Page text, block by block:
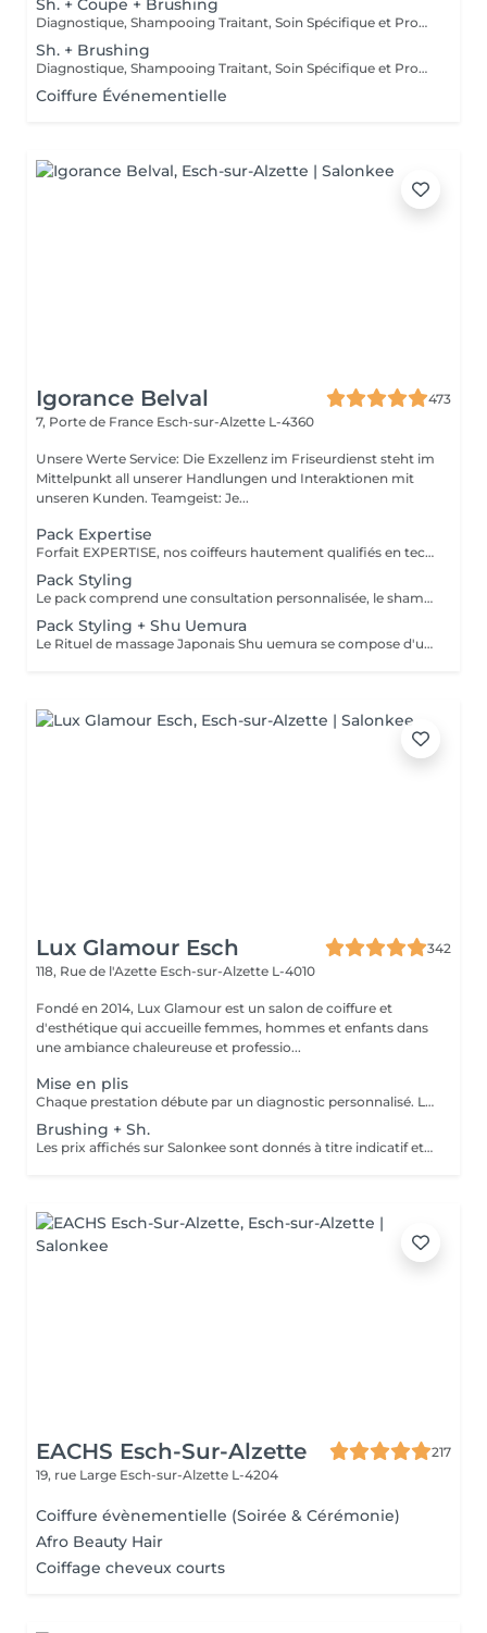
Sh. + Coupe + Brushing
Diagnostique, Shampooing Traitant, Soin Spécifique et Produits Coiffants inclus
Sh. + Brushing
Diagnostique, Shampooing Traitant, Soin Spécifique et Produits Coiffants inclus
Coiffure Événementielle
Igorance Belval
473
7, Porte de France Esch-sur-Alzette L-4360
Unsere Werte Service: Die Exzellenz im Friseurdienst steht im
Mittelpunkt all unserer Handlungen und Interaktionen mit
unseren Kunden. Teamgeist: Je...
Pack Expertise
Forfait EXPERTISE, nos coiffeurs hautement qualifiés en technique anglo-saxonne, en formation continu et diplômés d’une académie anglaise à Paris. Vous offre une séance d’une heure avec votre coach en suivi beauté. Ce pack inclus : 1 h de prestation Un diagnostique personnalisé Shampoing spécifique Haircare Conditioner spécifique Produit de coiffage Coupe Styling Produit de finition
Pack Styling
Le pack comprend une consultation personnalisée, le shampooing et le conditionneur spécifiques REDKEN/ SHU UEMURA , le séchage et les produits de styling REDKEN/ SHU UEMURA * Tarifs à titre indicatifs à confirmer après la consultation personnalisée établit auprès de votre coiffeur/stylist/spécialiste * La direction se réserve le droit d’apporter des modifications pour le bon fonctionnement du salon
Pack Styling + Shu Uemura
Le Rituel de massage Japonais Shu uemura se compose d'un shampooing et d'un soin d'une durée de 30 minutes pour une relaxation une une réparation intense du cheveu et ensuite le pack styling
Lux Glamour Esch
342
118, Rue de l'Azette Esch-sur-Alzette L-4010
Fondé en 2014, Lux Glamour est un salon de coiffure et
d'esthétique qui accueille femmes, hommes et enfants dans
une ambiance chaleureuse et professio...
Mise en plis
Chaque prestation débute par un diagnostic personnalisé. Le tarif final est confirmé en salon selon les besoins de vos cheveux et la technique réalisée.
Brushing + Sh.
Les prix affichés sur Salonkee sont donnés à titre indicatif et correspondent aux tarifs de base. Le lavage des cheveux au bac est inclus dans le prix du brushing. Toutefois, les soins spécifiques (traitements et rituels) sont proposés en supplément, selon le diagnostic réalisé lors de votre arrivée au salon. Un devis détaillé vous sera systématiquement communiqué avant toute prestation, réalisée uniquement avec votre accord.
EACHS Esch-Sur-Alzette
217
19, rue Large Esch-sur-Alzette L-4204
Coiffure évènementielle (Soirée & Cérémonie)
Afro Beauty Hair
Coiffage cheveux courts